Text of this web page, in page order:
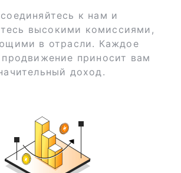
к нам и
высокими комиссиями,
в отрасли. Каждое
приносит вам
доход.